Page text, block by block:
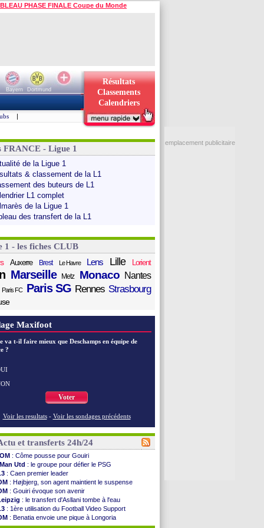
PHASE FINALE Coupe du Monde
Bayern
Dortmund
Résultats
Classements
Calendriers
|
FRANCE - Ligue 1
de la Ligue 1
& classement de la L1
des buteurs de L1
L1 complet
de la Ligue 1
des transfert de la L1
1 - les fiches CLUB
Auxerre Brest Le Havre Lens Lille Lorient
Marseille Metz Monaco Nantes
Paris FC Paris SG Rennes Strasbourg
Maxifoot
va t-il faire mieux que Deschamps en équipe de
?
Voter
Voir les resultats - Voir les sondages précédents
et transferts 24h/24
OM : Côme pousse pour Gouiri
Man Utd : le groupe pour défier le PSG
: Caen premier leader
: Højbjerg, son agent maintient le suspense
: Gouiri évoque son avenir
: le transfert d'Asllani tombe à l'eau
: 1ère utilisation du Football Video Support
: Benatia envoie une pique à Longoria
: Al-Ahli veut Pape Gueye
emplacement publicitaire